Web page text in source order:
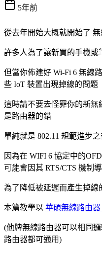
5年前
從去年開始大概就開始了
許多人為了讓新買的手機
但當你佈建好 Wi-Fi 6 無線
些 IoT 裝置出現掉線的問題
這時請不要去怪罪你的新
是路由器的錯
單純就是 802.11 規範進步
因為在 WIFI 6 協定中的
可能會因其 RTS/CTS 機制
為了降低被延遲而產生掉
本篇教學以 華碩無線路由器
(他牌無線路由器可以相同
路由器都可通用)